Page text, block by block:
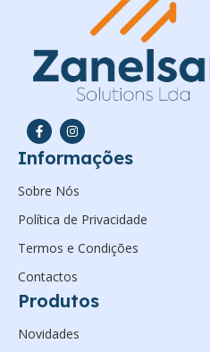
Informações
Sobre Nós
Política de Privacidade
Termos e Condições
Contactos
Produtos
Novidades